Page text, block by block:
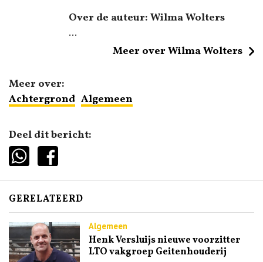
Over de auteur: Wilma Wolters
...
Meer over Wilma Wolters
Meer over:
Achtergrond Algemeen
Deel dit bericht:
GERELATEERD
Algemeen
Henk Versluijs nieuwe voorzitter
LTO vakgroep Geitenhouderij